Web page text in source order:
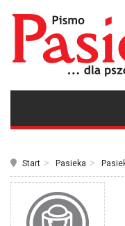
Start Pasieka